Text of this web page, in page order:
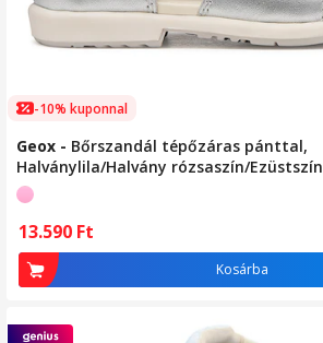
-10% kuponnal
Geox - Bőrszandál tépőzáras pánttal,
Halványlila/Halvány rózsaszín/Ezüstszín
13.590 Ft
Kosárba